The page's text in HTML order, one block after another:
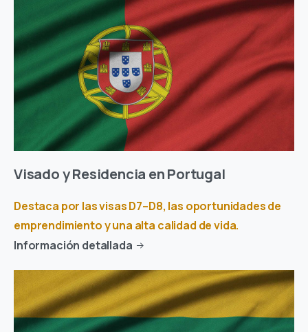
Visado y Residencia en Portugal
Destaca por las visas D7–D8, las oportunidades de
emprendimiento y una alta calidad de vida.
Información detallada